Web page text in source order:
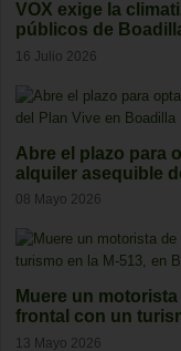
VOX exige la
públicos de
16 Julio 2026
Abre el plazo para
alquiler asequible
08 Mayo 2026
Muere un
frontal con un
13 Mayo 2026